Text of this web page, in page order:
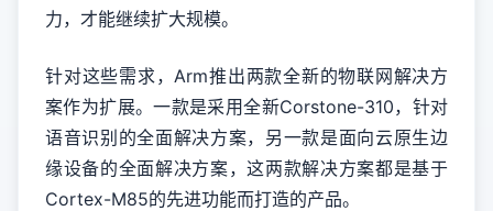
力，才能继续扩大规模。
针对这些需求，Arm推出两款全新的物联网解决方
案作为扩展。一款是采用全新Corstone-310，针对
语音识别的全面解决方案，另一款是面向云原生边
缘设备的全面解决方案，这两款解决方案都是基于
Cortex-M85的先进功能而打造的产品。